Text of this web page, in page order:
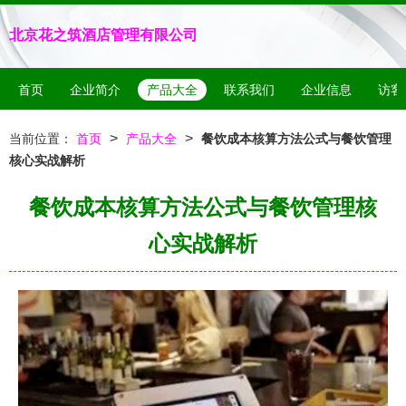
北京花之筑酒店管理有限公司
首页 企业简介 产品大全 联系我们 企业信息 访客
当前位置： 首页 > 产品大全 > 餐饮成本核算方法公式与餐饮管理
核心实战解析
餐饮成本核算方法公式与餐饮管理核
心实战解析